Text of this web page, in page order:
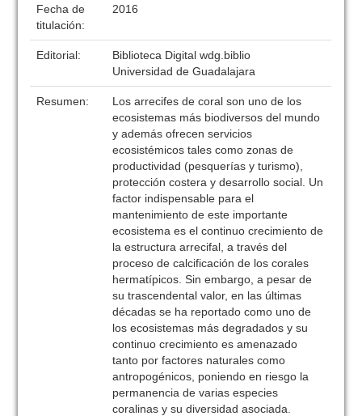
Fecha de
titulación:
2016
Editorial:
Biblioteca Digital wdg.biblio
Universidad de Guadalajara
Resumen:
Los arrecifes de coral son uno de los
ecosistemas más biodiversos del mundo
y además ofrecen servicios
ecosistémicos tales como zonas de
productividad (pesquerías y turismo),
protección costera y desarrollo social. Un
factor indispensable para el
mantenimiento de este importante
ecosistema es el continuo crecimiento de
la estructura arrecifal, a través del
proceso de calcificación de los corales
hermatípicos. Sin embargo, a pesar de
su trascendental valor, en las últimas
décadas se ha reportado como uno de
los ecosistemas más degradados y su
continuo crecimiento es amenazado
tanto por factores naturales como
antropogénicos, poniendo en riesgo la
permanencia de varias especies
coralinas y su diversidad asociada.